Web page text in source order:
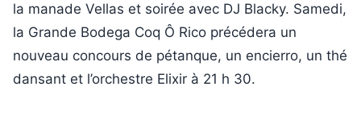
la manade Vellas et soirée avec DJ Blacky. Samedi,
la Grande Bodega Coq Ô Rico précédera un
nouveau concours de pétanque, un encierro, un thé
dansant et l’orchestre Elixir à 21 h 30.